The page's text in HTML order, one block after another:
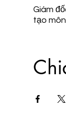
Giám
tạo